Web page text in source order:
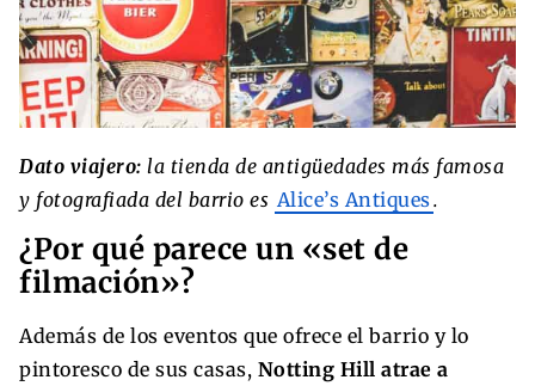
Dato viajero: la tienda de antigüedades más famosa
y fotografiada del barrio es Alice’s Antiques.
¿Por qué parece un «set de
filmación»?
Además de los eventos que ofrece el barrio y lo
pintoresco de sus casas, Notting Hill atrae a